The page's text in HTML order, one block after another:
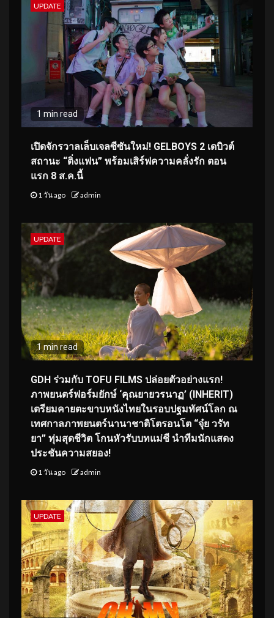
UPDATE
1 min read
เปิดจักรวาลเล็บเจลซีซันใหม่! GELBOYS 2 เดบิวต์
สถานะ “ติ่งแฟน” พร้อมเสิร์ฟความคลั่งรัก ตอน
แรก 8 ส.ค.นี้
1 วัน ago admin
UPDATE
1 min read
GDH ร่วมกับ TOFU FILMS ปล่อยตัวอย่างแรก!
ภาพยนตร์ฟอร์มยักษ์ ‘คุณยายวรนาฏ’ (INHERIT)
เตรียมคายตะขาบหนังไทยในรอบปฐมทัศน์โลก ณ
เทศกาลภาพยนตร์นานาชาติโตรอนโต “จุ๋ย วรัท
ยา” ทุ่มสุดชีวิต โกนหัวรับบทแม่ชี นำทีมนักแสดง
ประชันความสยอง!
1 วัน ago admin
UPDATE